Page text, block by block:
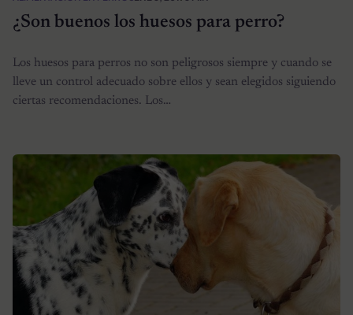
¿Son buenos los huesos para perro?
Los huesos para perros no son peligrosos siempre y cuando se
lleve un control adecuado sobre ellos y sean elegidos siguiendo
ciertas recomendaciones. Los…